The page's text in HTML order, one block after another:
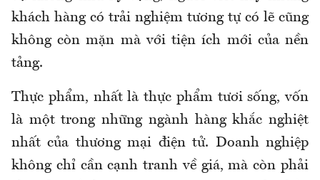
khách hàng có trải nghiệm tương tự có lẽ cũng
không còn mặn mà với tiện ích mới của nền
tảng.
Thực phẩm, nhất là thực phẩm tươi sống, vốn
là một trong những ngành hàng khắc nghiệt
nhất của thương mại điện tử. Doanh nghiệp
không chỉ cần cạnh tranh về giá, mà còn phải